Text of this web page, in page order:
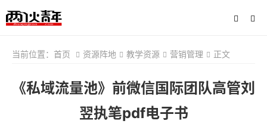
当前位置： 首页 资源阵地 教学资源 营销管理 正文
《私域流量池》前微信国际团队高管刘
翌执笔pdf电子书